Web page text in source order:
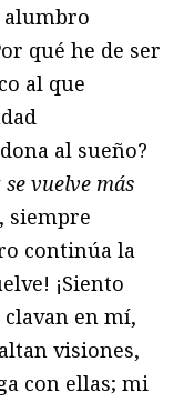
alumbro
qué he de ser
al que
al sueño?
vuelve más
siempre
continúa la
¡Siento
en mí,
visiones,
con ellas; mi